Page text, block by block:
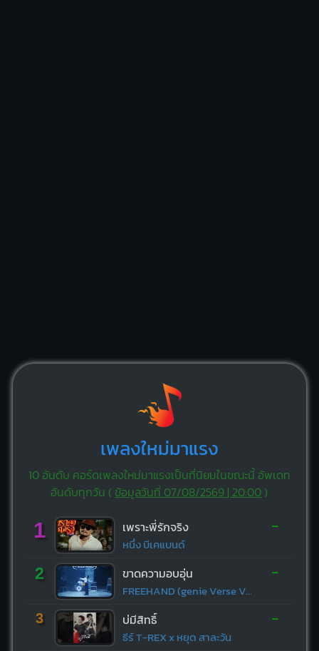
เพลงใหม่มาแรง
10 อันดับ คอร์ดเพลงใหม่มาแรงเป็นที่นิยมในขณะนี้ อัพเดท
อันดับทุกวัน ( ข้อมูลวันที่ 07/08/2569 | 20:00 )
1 เพราะพี่รักจริง
หนึ่ง บีเคแบนด์
-
2 ขาดความอบอุ่น
FREEHAND (genie Verse Vol.1)
-
3 บ่มีสิทธิ์
ธีร์ T-REX x หยุด สาละวัน
-